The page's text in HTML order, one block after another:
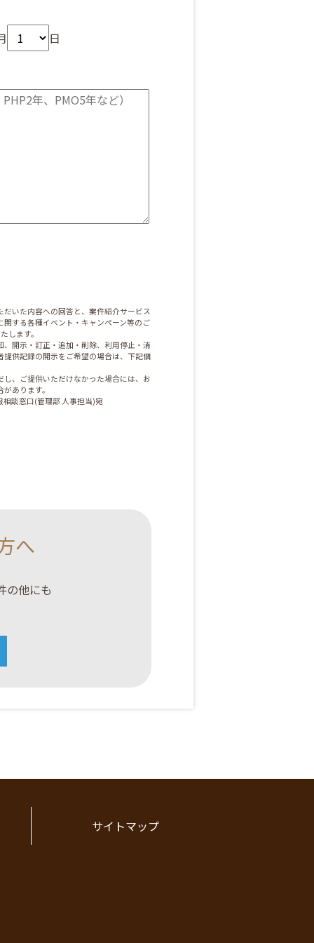
日
いた内容への回答と、案件紹介サービス
する各種イベント・キャンペーン等のご
します。
開示・訂正・追加・削除、利用停止・消
供記録の開示をご希望の場合は、下記個
、ご提供いただけなかった場合には、お
あります。
談窓口(管理部 人事担当)宛
へ
の他にも
サイトマップ